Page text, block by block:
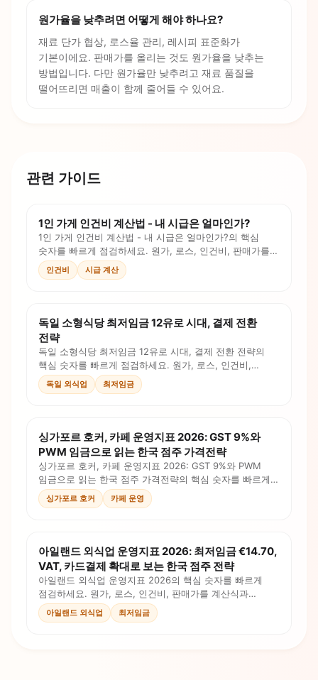
원가율을 낮추려면 어떻게 해야 하나요?
재료 단가 협상, 로스율 관리, 레시피 표준화가
기본이에요. 판매가를 올리는 것도 원가율을 낮추는
방법입니다. 다만 원가율만 낮추려고 재료 품질을
떨어뜨리면 매출이 함께 줄어들 수 있어요.
관련 가이드
1인 가게 인건비 계산법 - 내 시급은 얼마인가?
1인 가게 인건비 계산법 - 내 시급은 얼마인가?의 핵심
숫자를 빠르게 점검하세요. 원가, 로스, 인건비, 판매가를
계산식과 체크리스트로 확인합니다.
인건비 시급 계산
독일 소형식당 최저임금 12유로 시대, 결제 전환
전략
독일 소형식당 최저임금 12유로 시대, 결제 전환 전략의
핵심 숫자를 빠르게 점검하세요. 원가, 로스, 인건비,
판매가를 계산식과 체크리스트로 확인합니다.
독일 외식업 최저임금
싱가포르 호커, 카페 운영지표 2026: GST 9%와
PWM 임금으로 읽는 한국 점주 가격전략
싱가포르 호커, 카페 운영지표 2026: GST 9%와 PWM
임금으로 읽는 한국 점주 가격전략의 핵심 숫자를 빠르게
점검하세요. 원가, 로스, 인건비, 판매가를 계산식과
체크리스트로 확인합니다.
싱가포르 호커 카페 운영
아일랜드 외식업 운영지표 2026: 최저임금 €14.70,
VAT, 카드결제 확대로 보는 한국 점주 전략
아일랜드 외식업 운영지표 2026의 핵심 숫자를 빠르게
점검하세요. 원가, 로스, 인건비, 판매가를 계산식과
체크리스트로 확인합니다.
아일랜드 외식업 최저임금